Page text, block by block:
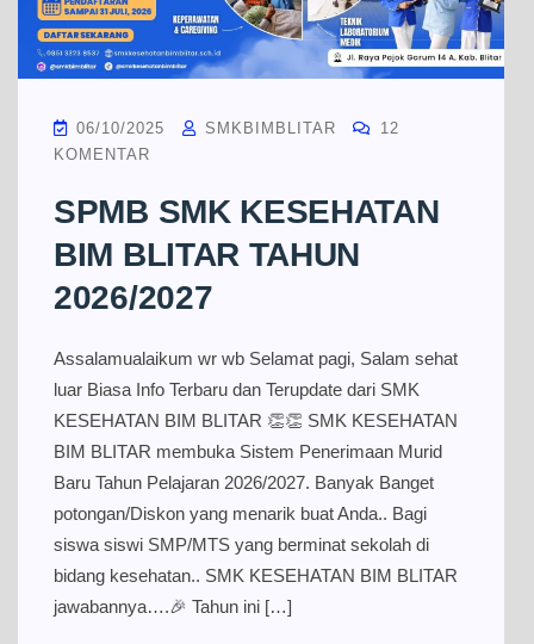
Berita
06/10/2025 SMKBIMBLITAR
12
KOMENTAR
SPMB SMK KESEHATAN
BIM BLITAR TAHUN
2026/2027
Assalamualaikum wr wb Selamat pagi, Salam sehat
luar Biasa Info Terbaru dan Terupdate dari SMK
KESEHATAN BIM BLITAR 👏👏 SMK KESEHATAN
BIM BLITAR membuka Sistem Penerimaan Murid
Baru Tahun Pelajaran 2026/2027. Banyak Banget
potongan/Diskon yang menarik buat Anda.. Bagi
siswa siswi SMP/MTS yang berminat sekolah di
bidang kesehatan.. SMK KESEHATAN BIM BLITAR
jawabannya….🎉 Tahun ini […]